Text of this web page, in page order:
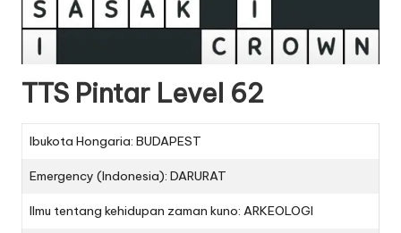
TTS Pintar Level 62
Ibukota Hongaria: BUDAPEST
Emergency (Indonesia): DARURAT
Ilmu tentang kehidupan zaman kuno: ARKEOLOGI